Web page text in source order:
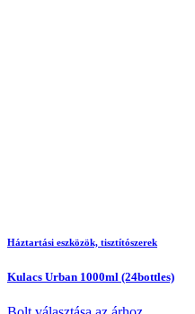
Háztartási eszközök, tisztítószerek
Kulacs Urban 1000ml (24bottles)